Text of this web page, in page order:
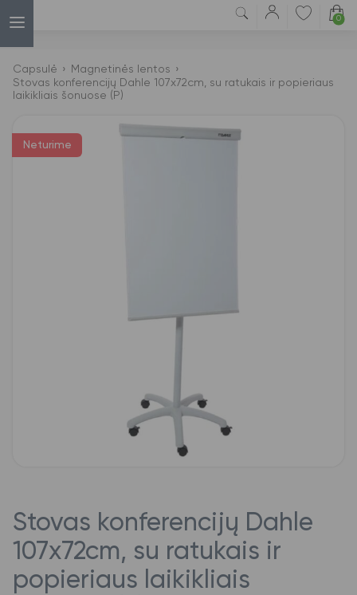
0
Capsulė › Magnetinės lentos ›
Stovas konferencijų Dahle 107x72cm, su ratukais ir popieriaus
laikikliais šonuose (P)
Neturime
Stovas konferencijų Dahle
107x72cm, su ratukais ir
popieriaus laikikliais